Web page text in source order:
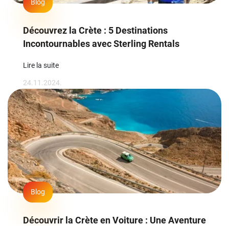
Blog
Découvrez la Crète : 5 Destinations
Incontournables avec Sterling Rentals
Lire la suite
24.11.2024.
Blog
Découvrir la Crète en Voiture : Une Aventure